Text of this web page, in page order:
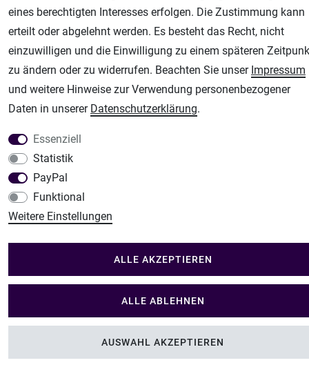
Plotter-City
Schneideplotter, Transferpressen, Siebdruck und Plotterfolien
Im Shop Kaufen
Küchen Zubehör - Haus/Garten - Tierbedarf
eines berechtigten Interesses erfolgen. Die Zustimmung kann
erteilt oder abgelehnt werden. Es besteht das Recht, nicht
einzuwilligen und die Einwilligung zu einem späteren
zu ändern oder zu widerrufen. Beachten Sie unser Impressum
und weitere Hinweise zur Verwendung personenbezogener
Daten in unserer Daten­schutz­erklärung.
Essenziell
Statistik
PayPal
Funktional
Weitere Einstellungen
ALLE AKZEPTIEREN
ALLE ABLEHNEN
AUSWAHL AKZEPTIEREN